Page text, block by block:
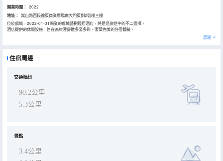
開業時間： 2022
地址：
嵩山路西段豫東商業廣場南大門東側2號樓三樓
位於虞城，2022-01-31開業的虞城藝樹輕居酒店，將是您旅途中的不二選擇。
酒店提供的休閒設施，旨在為旅客營造多姿多彩、奢華完美的住宿體驗。
展開
住宿周邊
交通樞紐
90.2公里
5.3公里
景點
3.4公里